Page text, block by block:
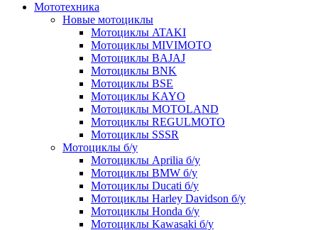
Мототехника
Новые мотоциклы
Мотоциклы ATAKI
Мотоциклы MIVIMOTO
Мотоциклы BAJAJ
Мотоциклы BNK
Мотоциклы BSE
Мотоциклы KAYO
Мотоциклы MOTOLAND
Мотоциклы REGULMOTO
Мотоциклы SSSR
Мотоциклы б/у
Мотоциклы Aprilia б/у
Мотоциклы BMW б/у
Мотоциклы Ducati б/у
Мотоциклы Harley Davidson б/у
Мотоциклы Honda б/у
Мотоциклы Kawasaki б/у